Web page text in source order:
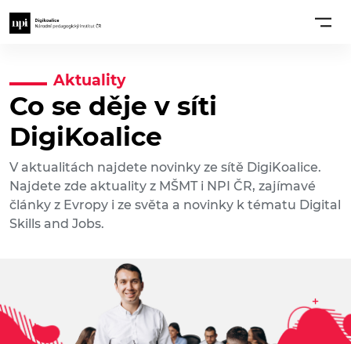
Aktuality
Co se děje v síti
DigiKoalice
V aktualitách najdete novinky ze sítě DigiKoalice.
Najdete zde aktuality z MŠMT i NPI ČR, zajímavé
články z Evropy i ze světa a novinky k tématu Digital
Skills and Jobs.